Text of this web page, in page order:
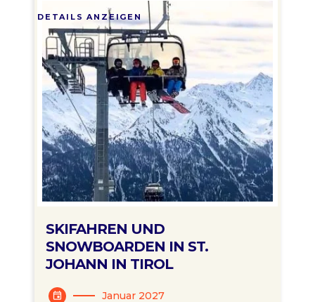
SKIFAHREN UND
SNOWBOARDEN IN ST.
JOHANN IN TIROL
event Januar 2027
DETAILS ANZEIGEN